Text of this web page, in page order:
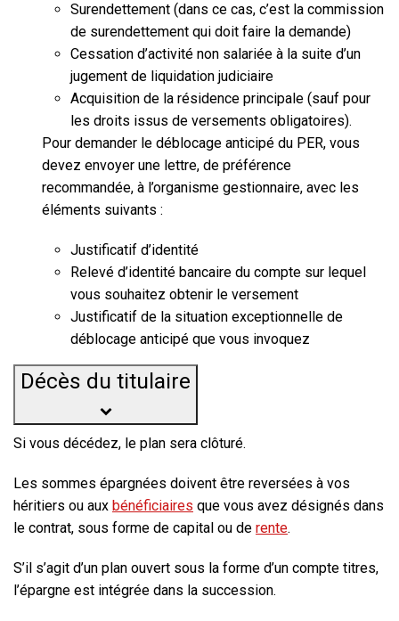
Surendettement (dans ce cas, c’est la commission
de surendettement qui doit faire la demande)
Cessation d’activité non salariée à la suite d’un
jugement de liquidation judiciaire
Acquisition de la résidence principale (sauf pour
les droits issus de versements obligatoires).
Pour demander le déblocage anticipé du PER, vous
devez envoyer une lettre, de préférence
recommandée, à l’organisme gestionnaire, avec les
éléments suivants :
Justificatif d’identité
Relevé d’identité bancaire du compte sur lequel
vous souhaitez obtenir le versement
Justificatif de la situation exceptionnelle de
déblocage anticipé que vous invoquez
Décès du titulaire
Si vous décédez, le plan sera clôturé.
Les sommes épargnées doivent être reversées à vos
héritiers ou aux bénéficiaires que vous avez désignés dans
le contrat, sous forme de capital ou de rente.
S’il s’agit d’un plan ouvert sous la forme d’un compte titres,
l’épargne est intégrée dans la succession.